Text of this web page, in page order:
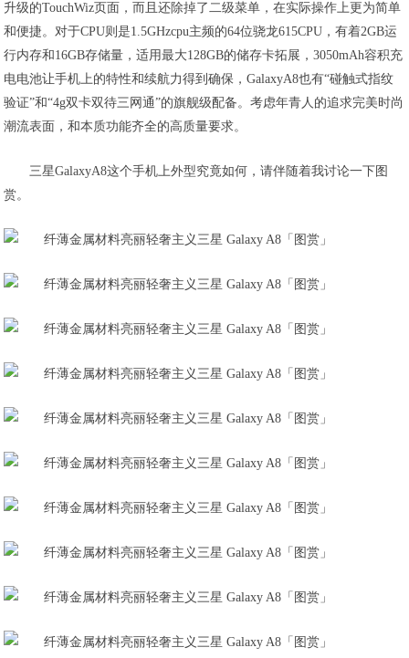
升级的TouchWiz页面，而且还除掉了二级菜单，在实际操作上更为简单
和便捷。对于CPU则是1.5GHzcpu主频的64位骁龙615CPU，有着2GB运
行内存和16GB存储量，适用最大128GB的储存卡拓展，3050mAh容积充
电电池让手机上的特性和续航力得到确保，GalaxyA8也有“碰触式指纹
验证”和“4g双卡双待三网通”的旗舰级配备。考虑年青人的追求完美时尚
潮流表面，和本质功能齐全的高质量要求。
三星GalaxyA8这个手机上外型究竟如何，请伴随着我讨论一下图
赏。